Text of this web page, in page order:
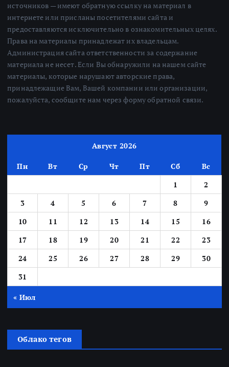
источников — имеют обратную ссылку на материал в
интернете или присланы посетителями сайта и
предоставляются исключительно в ознакомительных целях.
Права на материалы принадлежат их владельцам.
Администрация сайта ответственности за содержание
материала не несет. Если Вы обнаружили на нашем сайте
материалы, которые нарушают авторские права,
принадлежащие Вам, Вашей компании или организации,
пожалуйста, сообщите нам через форму обратной связи.
Август 2026
Пн Вт Ср Чт Пт Сб
Вс
1
2
3
4 5 6 7 8
9
10
11 12 13 14 15
16
17
18 19 20 21 22
23
24
25 26 27 28 29
30
31
« Июл
Облако тегов